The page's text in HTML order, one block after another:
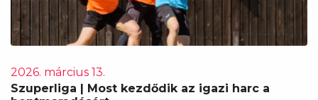
2026. március 13.
Szuperliga | Most kezdődik az igazi harc a